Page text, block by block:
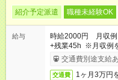
紹介予定派遣 職種未経験OK
給与
時給2000円 月収例
+残業45h ※月収例
交通費別途支給
交通費 1ヶ月3万円